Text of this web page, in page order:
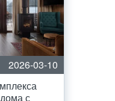
2026-03-10
с